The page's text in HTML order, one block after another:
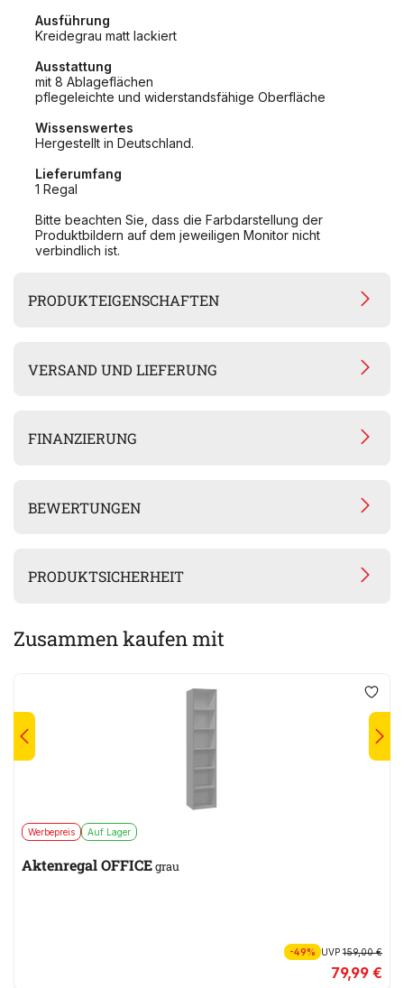
Ausführung
Kreidegrau matt lackiert
Ausstattung
mit 8 Ablageflächen
pflegeleichte und widerstandsfähige Oberfläche
Wissenswertes
Hergestellt in Deutschland.
Lieferumfang
1 Regal
Bitte beachten Sie, dass die Farbdarstellung der
Produktbildern auf dem jeweiligen Monitor nicht
verbindlich ist.
PRODUKTEIGENSCHAFTEN
VERSAND UND LIEFERUNG
FINANZIERUNG
BEWERTUNGEN
PRODUKTSICHERHEIT
Zusammen kaufen mit
Werbepreis Auf Lager
Aktenregal OFFICEgrau
-49% UVP159,00 €
79,99 €